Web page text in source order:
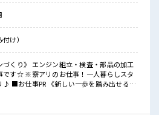
る！
！
』を支給！
け）
づくり》 エンジン組立・検査・部品の加工
一人暮らしスタ
せる》
補助あり！ 生活費をぐっと抑えながら収入